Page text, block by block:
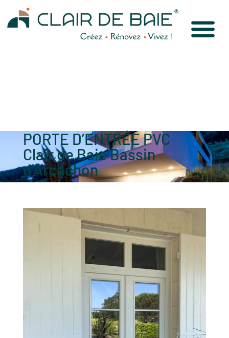
PORTE D’ENTRÉE PVC
Clair de Baie Bassin
d’Arcachon